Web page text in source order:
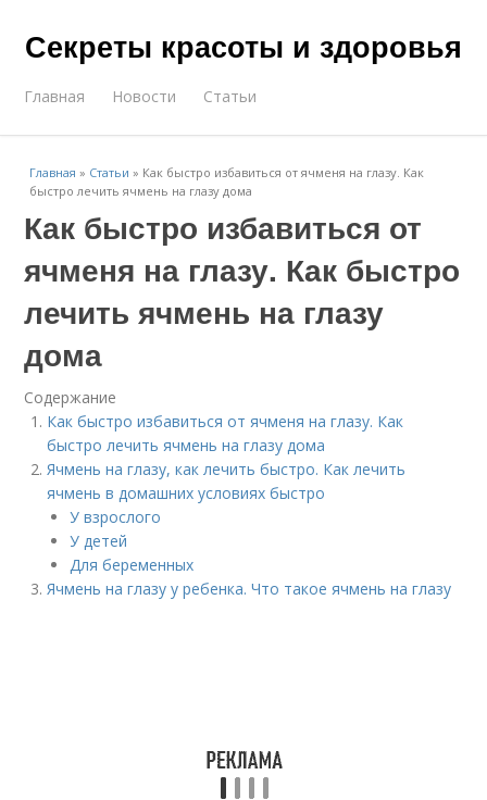
Секреты красоты и здоровья
Главная Новости Статьи
Главная » Статьи » Как быстро избавиться от ячменя на глазу. Как
быстро лечить ячмень на глазу дома
Как быстро избавиться от
ячменя на глазу. Как быстро
лечить ячмень на глазу
дома
Содержание
Как быстро избавиться от ячменя на глазу. Как
быстро лечить ячмень на глазу дома
Ячмень на глазу, как лечить быстро. Как лечить
ячмень в домашних условиях быстро
У взрослого
У детей
Для беременных
Ячмень на глазу у ребенка. Что такое ячмень на глазу